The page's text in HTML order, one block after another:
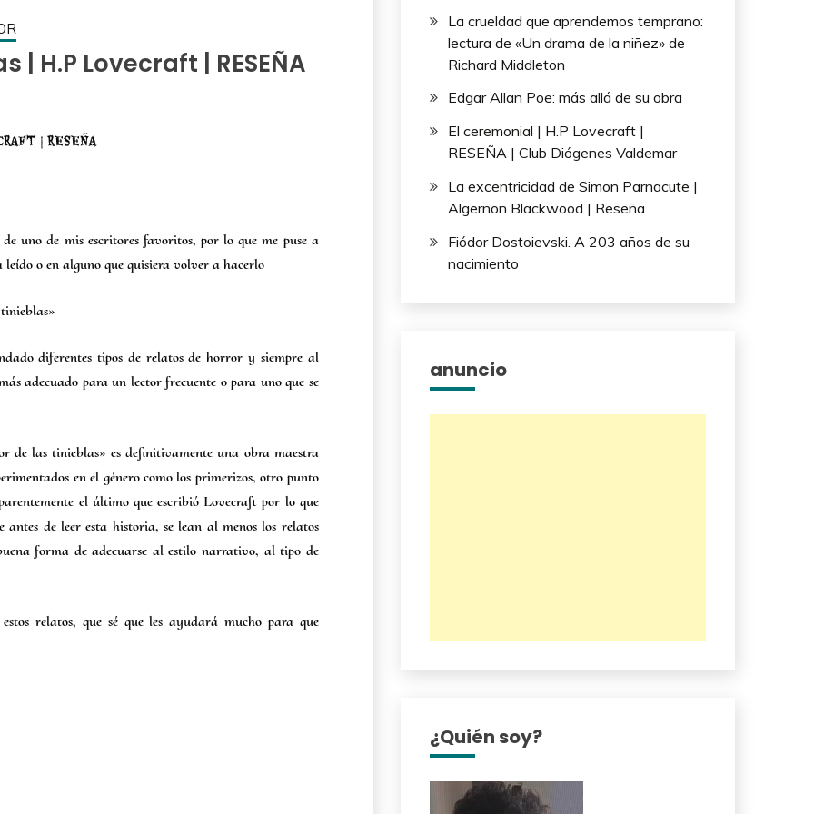
H.P Lovecraft | RESEÑA
| RESEÑA
uno de mis escritores favoritos, por lo que me puse a
o en alguno que quisiera volver a hacerlo
diferentes tipos de relatos de horror y siempre al
adecuado para un lector frecuente o para uno que se
de las tinieblas» es definitivamente una obra maestra
en el género como los primerizos, otro punto
el último que escribió Lovecraft por lo que
de leer esta historia, se lean al menos los relatos
forma de adecuarse al estilo narrativo, al tipo de
relatos, que sé que les ayudará mucho para que
La crueldad que aprendemos temprano:
lectura de «Un drama de la niñez» de
Richard Middleton
Edgar Allan Poe: más allá de su obra
El ceremonial | H.P Lovecraft |
RESEÑA | Club Diógenes Valdemar
La excentricidad de Simon Parnacute |
Algernon Blackwood | Reseña
Fiódor Dostoievski. A 203 años de su
nacimiento
anuncio
¿Quién soy?